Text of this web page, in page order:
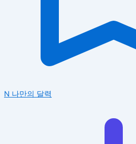
N 나만의 달력